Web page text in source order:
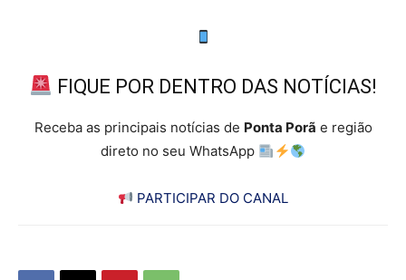
FIQUE POR DENTRO DAS NOTÍCIAS!
Receba as principais notícias de Ponta Porã e região
direto no seu WhatsApp
PARTICIPAR DO CANAL